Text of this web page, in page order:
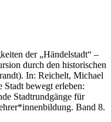
der „Händelstadt“ –
durch den historischen
In: Reichelt, Michael
bewegt erleben:
Stadtrundgänge für
Band 8.